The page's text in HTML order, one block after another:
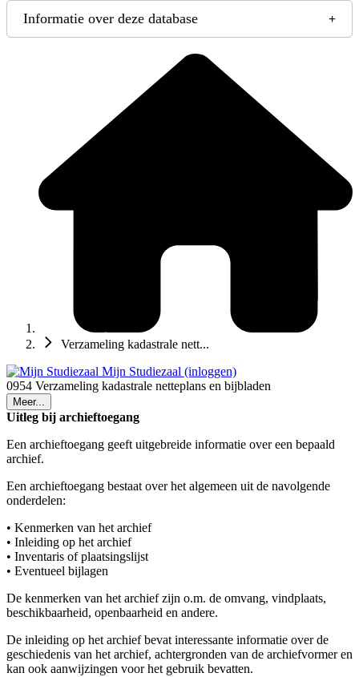
Informatie over deze database
Verzameling kadastrale nett...
Mijn Studiezaal (inloggen)
0954 Verzameling kadastrale netteplans en bijbladen
Meer...
Uitleg bij archieftoegang
Een archieftoegang geeft uitgebreide informatie over een bepaald
archief.
Een archieftoegang bestaat over het algemeen uit de navolgende
onderdelen:
• Kenmerken van het archief
• Inleiding op het archief
• Inventaris of plaatsingslijst
• Eventueel bijlagen
De kenmerken van het archief zijn o.m. de omvang, vindplaats,
beschikbaarheid, openbaarheid en andere.
De inleiding op het archief bevat interessante informatie over de
geschiedenis van het archief, achtergronden van de archiefvormer en
kan ook aanwijzingen voor het gebruik bevatten.